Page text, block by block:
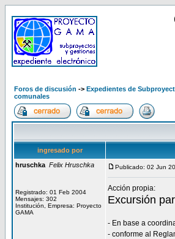
Foros de discusión -> Expedientes de
comunales
ingresado por
hruschka Felix Hruschka
Registrado: 01 Feb 2004
Mensajes: 302
Institución, Empresa: Proyecto
GAMA
Publicado: 02 Jun
Acción propia:
Excursión
- En base a
- conforme al